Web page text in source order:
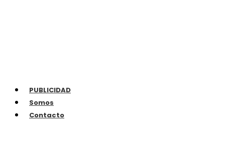
PUBLICIDAD
Somos
Contacto